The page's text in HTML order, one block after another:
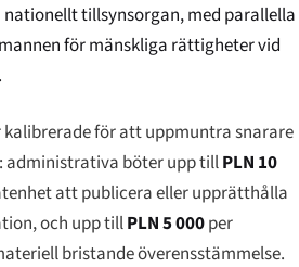
tillsynsorgan, med parallella
för mänskliga rättigheter vid
kalibrerade för att uppmuntra snarare
administrativa böter upp tillPLN 10
att publicera eller upprätthålla
och upp tillPLN 5 000per
bristande överensstämmelse.